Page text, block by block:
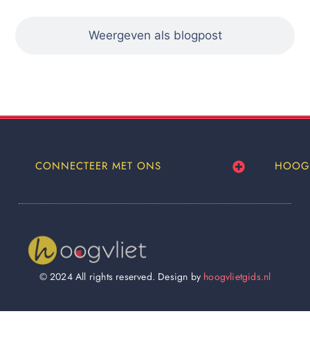
Weergeven als blogpost
CONNECTEER MET ONS
© 2024 All rights reserved. Design by hoogvlietgids.nl